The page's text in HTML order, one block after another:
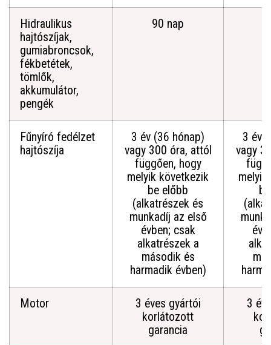
Hidraulikus
hajtószíjak,
gumiabroncsok,
fékbetétek,
tömlők,
akkumulátor,
pengék
90 nap
Fűnyíró fedélzet
hajtószíja
3 év (36 hónap)
vagy 300 óra, attól
függően, hogy
melyik következik
be előbb
(alkatrészek és
munkadíj az első
évben; csak
alkatrészek a
második és
harmadik évben)
3 év
vagy
Motor
3 éves gyártói
korlátozott
garancia
3